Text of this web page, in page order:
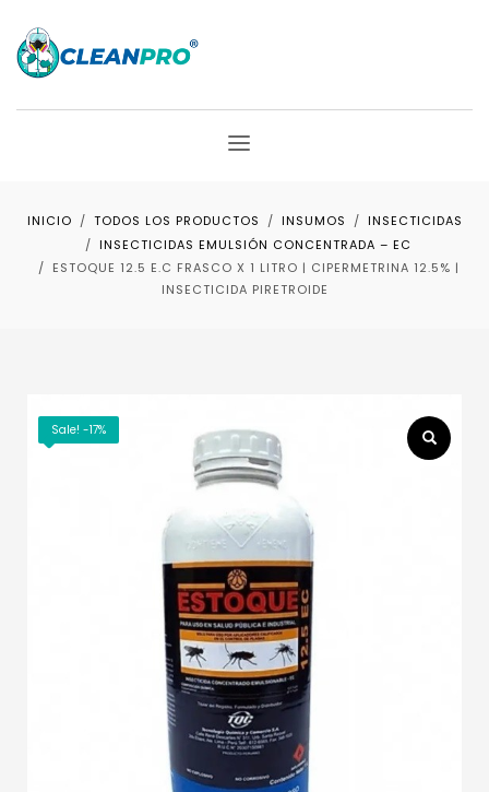
INICIO TODOS LOS PRODUCTOS INSUMOS
INSECTICIDAS
INSECTICIDAS EMULSIÓN CONCENTRADA – EC
ESTOQUE 12.5 E.C FRASCO X 1 LITRO | CIPERMETRINA 12.5% |
INSECTICIDA PIRETROIDE
Sale! -17%